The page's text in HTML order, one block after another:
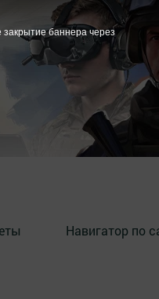
Навигатор по
закрытие баннера через